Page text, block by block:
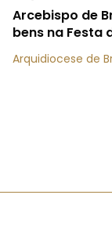
Arcebispo de
bens na Festa
Arquidiocese de